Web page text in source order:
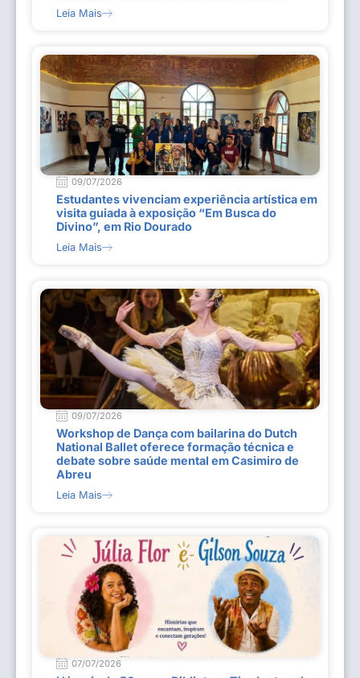
Leia Mais
09/07/2026
Estudantes vivenciam experiência artística em
visita guiada à exposição “Em Busca do
Divino”, em Rio Dourado
Leia Mais
09/07/2026
Workshop de Dança com bailarina do Dutch
National Ballet oferece formação técnica e
debate sobre saúde mental em Casimiro de
Abreu
Leia Mais
07/07/2026